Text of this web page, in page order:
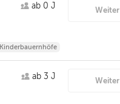
ab 0 J Weiter
ab 3 J Weiter